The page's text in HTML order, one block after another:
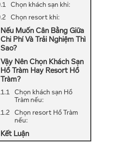
Chọn khách sạn khi:
Chọn resort khi:
Nếu Muốn Cân Bằng Giữa
Chi Phí Và Trải Nghiệm Thì
Sao?
Vậy Nên Chọn Khách Sạn
Hồ Tràm Hay Resort Hồ
Tràm?
Chọn khách sạn Hồ
Tràm nếu:
Chọn resort Hồ Tràm
nếu:
Kết Luận